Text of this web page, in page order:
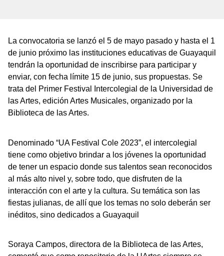
La convocatoria se lanzó el 5 de mayo pasado y hasta el 1
de junio próximo las instituciones educativas de Guayaquil
tendrán la oportunidad de inscribirse para participar y
enviar, con fecha límite 15 de junio, sus propuestas. Se
trata del Primer Festival Intercolegial de la Universidad de
las Artes, edición Artes Musicales, organizado por la
Biblioteca de las Artes.
Denominado “UA Festival Cole 2023”, el intercolegial
tiene como objetivo brindar a los jóvenes la oportunidad
de tener un espacio donde sus talentos sean reconocidos
al más alto nivel y, sobre todo, que disfruten de la
interacción con el arte y la cultura. Su temática son las
fiestas julianas, de allí que los temas no solo deberán ser
inéditos, sino dedicados a Guayaquil
Soraya Campos, directora de la Biblioteca de las Artes,